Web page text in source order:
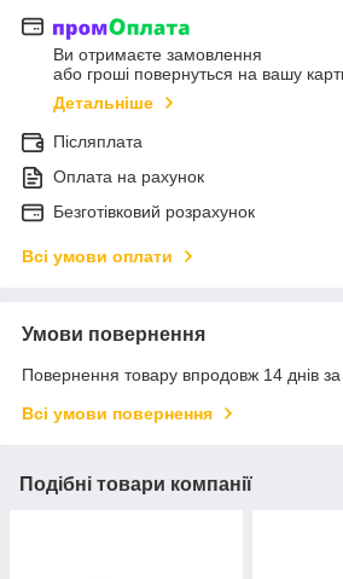
Ви отримаєте замовлення
або гроші повернуться на вашу
Детальніше
Післяплата
Оплата на рахунок
Безготівковий розрахунок
Всі умови оплати
Умови повернення
Повернення товару впродовж 14 днів
Всі умови повернення
Подібні товари компанії